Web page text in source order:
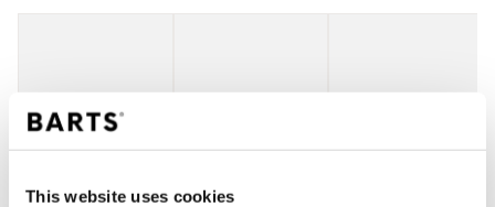
This website uses cookies